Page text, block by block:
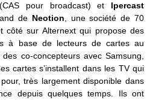
pour broadcast) et Ipercast
de Neotion , une société de 70
côté sur Alternext qui propose des
à base de lecteurs de cartes au
co-concepteurs avec Samsung,
cartes s’installent dans les TV qui
très largement disponible dans
depuis quelques temps. Ils ont